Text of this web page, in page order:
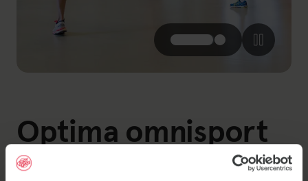
Optima omnisport
hall, Schaerbeek